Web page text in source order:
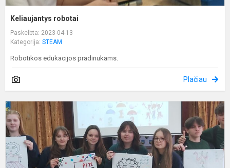
Keliaujantys robotai
Paskelbta: 2023-04-13
Kategorija: STEAM
Robotikos edukacijos pradinukams.
Plačiau